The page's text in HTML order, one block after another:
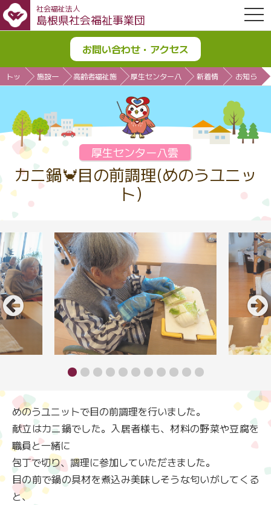
社会福祉法人
島根県社会福祉事業団
お問い合わせ・アクセス
トッ
施設一
高齢者福祉施
厚生センター八
新着情
お知ら
厚生センター八雲
カニ鍋🦀目の前調理(めのうユニッ
ト）
めのうユニットで目の前調理を行いました。
献立はカニ鍋でした。入居者様も、材料の野菜や豆腐を
職員と一緒に
包丁で切り、調理に参加していただきました。
目の前で鍋の具材を煮込み美味しそうな匂いがしてくる
と、